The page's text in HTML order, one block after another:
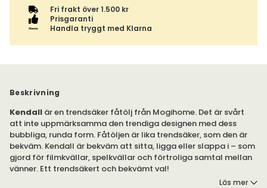
Fri frakt över 1.500 kr
Prisgaranti
Handla tryggt med Klarna
Beskrivning
Kendall är en trendsäker fåtölj från Mogihome. Det är svårt
att inte uppmärksamma den trendiga designen med dess
bubbliga, runda form. Fåtöljen är lika trendsäker, som den är
bekväm. Kendall är bekväm att sitta, ligga eller slappa i – som
gjord för filmkvällar, spelkvällar och förtroliga samtal mellan
vänner. Ett trendsäkert och bekvämt val!
Läs mer